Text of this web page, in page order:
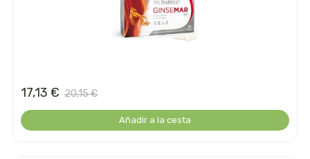
17,13 € 20,15 €
Añadir a la cesta
lactoduero
lamberts